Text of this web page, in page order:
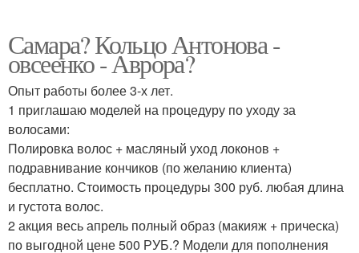
Самара? Кольцо Антонова -
овсеенко - Аврора?
Опыт работы более 3-х лет.
1 приглашаю моделей на процедуру по уходу за
волосами:
Полировка волос + масляный уход локонов +
подравнивание кончиков (по желанию клиента)
бесплатно. Стоимость процедуры 300 руб. любая длина
и густота волос.
2 акция весь апрель полный образ (макияж + прическа)
по выгодной цене 500 РУБ.? Модели для пополнения